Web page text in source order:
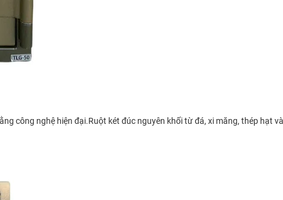
công nghệ hiện đại.Ruột két đúc nguyên khối từ đá, xi măng, thép hạt